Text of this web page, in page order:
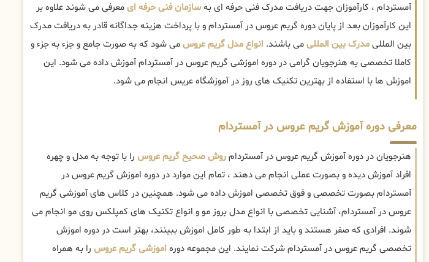
آمستردام ، کارآموزان جهت دریافت مدرک فنی حرفه ای بهسازمان فنی حرفه ایمعرفی می شوند علاوه بر
این کارآموزان بعد از پایان دوره گریم عروس در آمستردام و با پرداخت هزینه جداگانه قادر به دریافت مدرک
بین المللیمدرک بین المللیمی باشند. انواع مدل گریم عروسمی شود که به صورت جامع و جزء به جزء و
کاملا تخصصی به هنرجویان گرامی در دوره اموزشی گریم عروس در آمستردام آموزش داده می شود. این
اموزش ها با استفاده از بهترین تکنیک های روز در آموزشگاه عریس انجام می شود.
معرفی دوره آموزش گریم عروس در آمستردام
هنرجویان در دوره آموزش گریم عروس در آمستردامروش صحیح گریم عروس را با توجه به مدل و چهره
افراد آموزش دیده و بصورت عملی انجام می دهند ، تمام این موارد در دوره اموزش گریم عروس در
آمستردام بصورت تخصصی و فوق تخصصی اموزش داده می شود. همچنین در کلاس های آموزشی گریم
عروس در آمستردام، آشنایی تخصصی با انواع مدل بروز مو و انواع تکنیک های کمپلکس روی مو انجام می
شوند. افرادی که صفر هستند و باید از ابتدا به طور کامل اموزش ببینند، بهتر است در دوره اموزش
تخصصی گریم عروس در آمستردام شرکت نمایند. این مجموعه دوره اموزشی گریم عروس را به همراه